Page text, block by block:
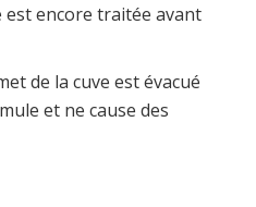
est encore traitée avant
de la cuve est évacué
et ne cause des